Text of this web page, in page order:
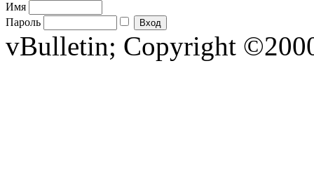
Имя
Пароль
vBulletin; Copyright